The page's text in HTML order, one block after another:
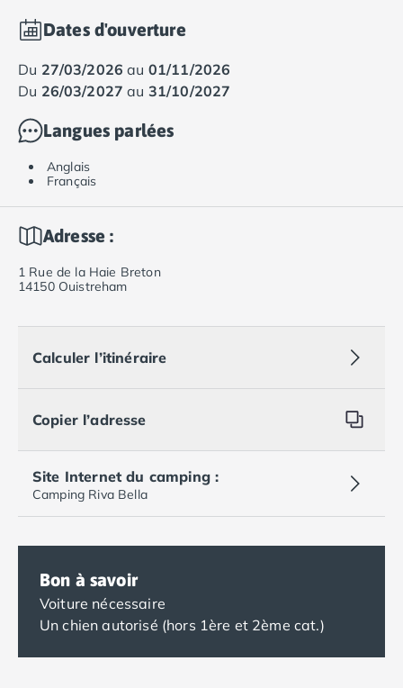
Dates d'ouverture
du 27/03/2026 au 01/11/2026
du 26/03/2027 au 31/10/2027
Langues parlées
Anglais
Français
Adresse :
1 Rue de la Haie Breton
14150 Ouistreham
Calculer l’itinéraire
Copier l’adresse
Site Internet du camping :
Camping Riva Bella
Bon à savoir
Voiture nécessaire
Un chien autorisé (hors 1ère et 2ème cat.)